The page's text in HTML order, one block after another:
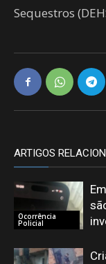
Sequestros
ARTIGOS
Ocorrência
Policial